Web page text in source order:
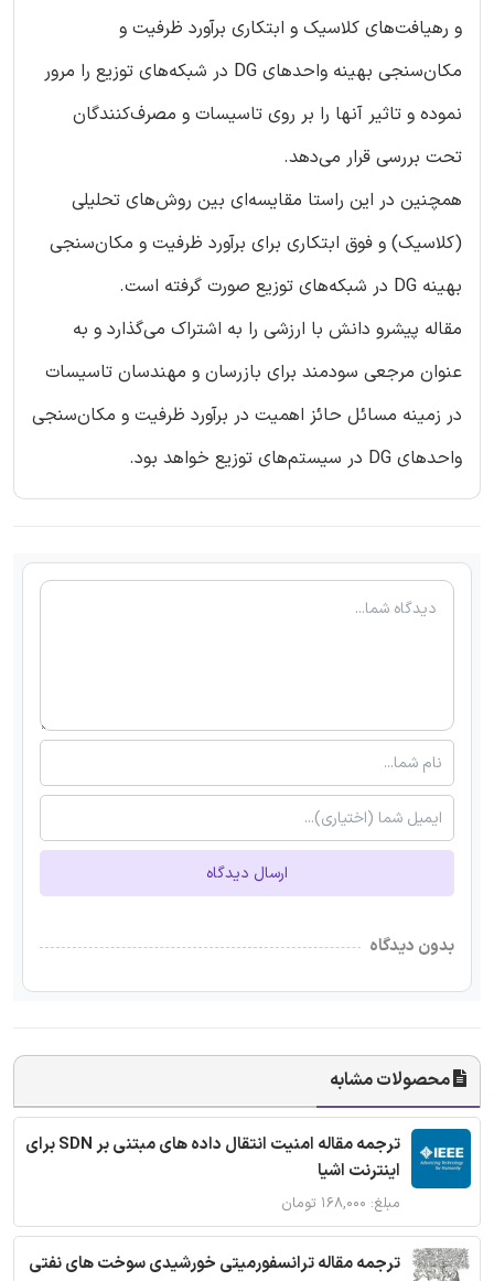
و رهیافت‌های کلاسیک و ابتکاری برآورد ظرفیت و
مکان‌سنجی بهینه واحدهای DG در شبکه‌های توزیع را مرور
نموده و تاثیر آنها را بر روی تاسیسات و مصرف‌کنندگان
تحت بررسی قرار می‌دهد.
همچنین در این راستا مقایسه‌ای بین روش‌های تحلیلی
(کلاسیک) و فوق ابتکاری برای برآورد ظرفیت و مکان‌سنجی
بهینه DG در شبکه‌های توزیع صورت گرفته است.
مقاله پیشرو دانش با ارزشی را به اشتراک می‌گذارد و به
عنوان مرجعی سودمند برای بازرسان و مهندسان تاسیسات
در زمینه مسائل حائز اهمیت در برآورد ظرفیت و مکان‌سنجی
واحدهای DG در سیستم‌های توزیع خواهد بود.
ارسال دیدگاه
بدون دیدگاه
محصولات مشابه
ترجمه مقاله امنیت انتقال داده های مبتنی بر SDN برای
اینترنت اشیا
مبلغ: ۱۶۸,۰۰۰ تومان
ترجمه مقاله ترانسفورمیتی خورشیدی سوخت های نفتی